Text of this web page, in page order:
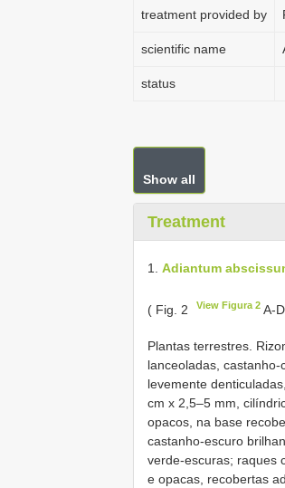
treatment provided by
scientific name
status
Show all
Treatment
1. Adiantum
( Fig. 2 View Figura 2 A-
Plantas terrestres.
lanceoladas,
levemente
cm x 2,5–5 mm,
opacos, na base
castanho-escuro
verde-escuras; raques
e opacas, recobertas